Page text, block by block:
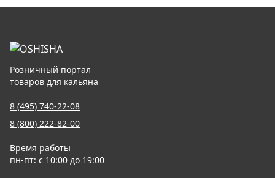
Розничный портал
товаров для кальяна
8 (495) 740-22-08
8 (800) 222-82-00
Время работы
пн-пт: с 10:00 до 19:00